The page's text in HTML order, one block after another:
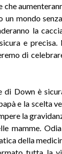
un mondo
la
e
di
di Down è
e la scelta
la
mamme.
della